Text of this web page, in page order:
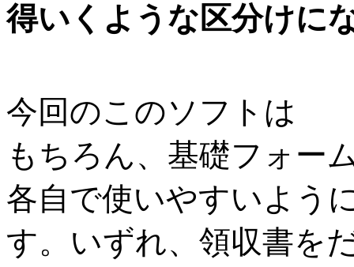
得いくような区分けに
今回のこのソフトは
もちろん、基礎フォー
各自で使いやすいよう
す。いずれ、領収書を